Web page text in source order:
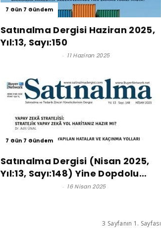
7 Gün 7 Gündem
Satınalma Dergisi Haziran 2025,
Yıl:13, Sayı:150
- 11 Haziran 2025
7 Gün 7 Gündem
Satınalma Dergisi (Nisan 2025,
Yıl:13, Sayı:148) Yine Dopdolu…
- 16 Nisan 2025
3 Sayfanın 1. Sayfası